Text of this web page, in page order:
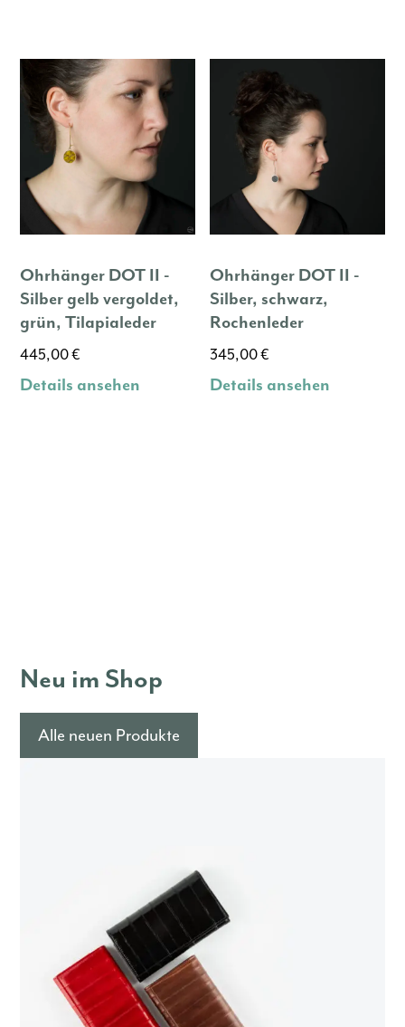
Varianten
Optionen
können
Produktseite
werden
Ohrhänger DOT II -
Silber gelb vergoldet,
grün, Tilapialeder
445,00€
Details ansehen
Ohrhänger DOT II -
Silber, schwarz,
Rochenleder
345,00€
Details ansehen
Neu im Shop
Alle neuen Produkte